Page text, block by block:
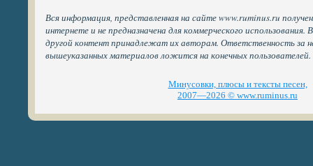
Вся информация, представленная на сайте www.ruminus.ru
интернете и не предназначена для коммерческого
другой контент принадлежат их авторам. Ответственность за
вышеуказанных материалов ложится на конечных пользователей.
Минусовки, плюсы и тексты песен,
2007—2026 © www.ruminus.ru